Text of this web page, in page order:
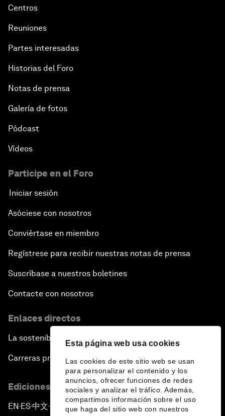
Esta página web usa cookies
Las cookies de este sitio web se usan
para personalizar el contenido y los
anuncios, ofrecer funciones de redes
sociales y analizar el tráfico. Además,
compartimos información sobre el uso
que haga del sitio web con nuestros
Centros
Reuniones
Partes interesadas
Historias del Foro
Notas de prensa
Galería de fotos
Pódcast
Vídeos
Participe en el Foro
Iniciar sesión
Asóciese con nosotros
Conviértase en miembro
Regístrese para recibir nuestras notas de prensa
Suscríbase a nuestros boletines
Contacte con nosotros
Enlaces directos
La sostenibilidad en el Foro
Carreras profesionales
Ediciones en otros idiomas
EN ▪ES▪中文▪ 日本語